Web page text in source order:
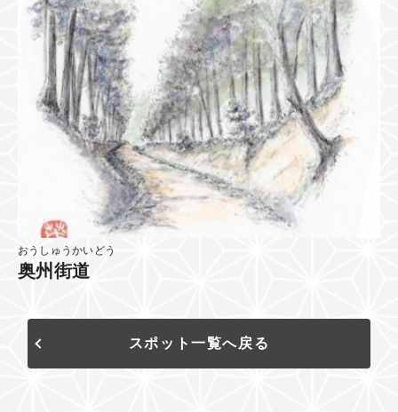
おうしゅうかいどう
奥州街道
スポット一覧へ戻る